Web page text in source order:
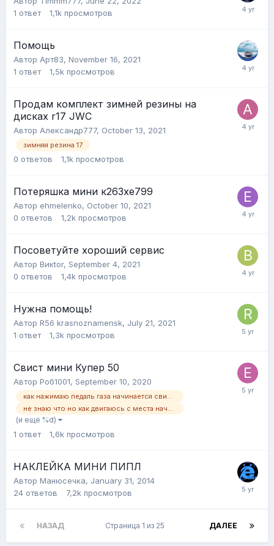
1 ответ 1,1k просмотров
Помощь
Автор Арт83, November 16, 2021
1 ответ 1,5k просмотров
Продам комплект зимней резины на
дисках r17 JWC
Автор Александр777, October 13, 2021
зимняя резина 17
0 ответов 1,1k просмотров
Потеряшка мини к263хе799
Автор ehmelenko, October 10, 2021
0 ответов 1,2k просмотров
Посоветуйте хороший сервис
Автор Викtor, September 4, 2021
0 ответов 1,4k просмотров
Нужна помощь!
Автор R56 krasnoznamensk, July 21, 2021
1 ответ 1,3k просмотров
Свист мини Купер 50
Автор Роб1001, September 10, 2020
(и ещё %d)
1 ответ 1,6k просмотров
НАКЛЕЙКА МИНИ ПИПЛ
Автор Манюсечка, January 31, 2014
24 ответов 7,2k просмотров
НАЗАД ДАЛЕЕ
Страница 1 из 25